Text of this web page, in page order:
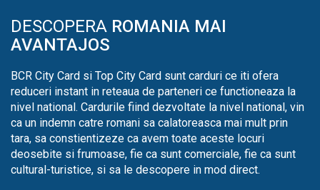
DESCOPERA ROMANIA MAI
AVANTAJOS
BCR City Card si Top City Card sunt carduri ce iti ofera
reduceri instant in reteaua de parteneri ce functioneaza la
nivel national. Cardurile fiind dezvoltate la nivel national, vin
ca un indemn catre romani sa calatoreasca mai mult prin
tara, sa constientizeze ca avem toate aceste locuri
deosebite si frumoase, fie ca sunt comerciale, fie ca sunt
cultural-turistice, si sa le descopere in mod direct.